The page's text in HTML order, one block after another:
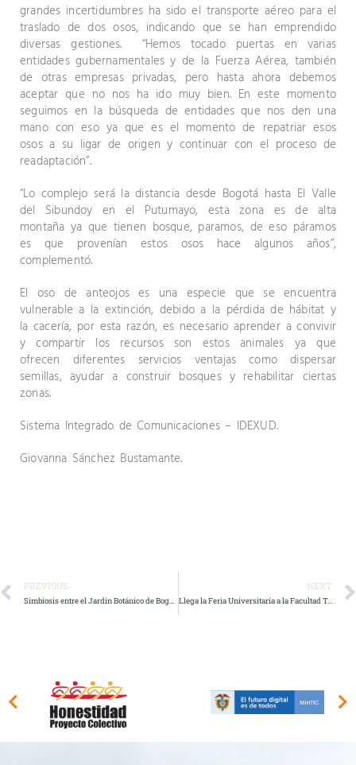
grandes incertidumbres ha sido el transporte aéreo para el
traslado de dos osos, indicando que se han emprendido
diversas gestiones. “Hemos tocado puertas en varias
entidades gubernamentales y de la Fuerza Aérea, también
de otras empresas privadas, pero hasta ahora debemos
aceptar que no nos ha ido muy bien. En este momento
seguimos en la búsqueda de entidades que nos den una
mano con eso ya que es el momento de repatriar esos
osos a su ligar de origen y continuar con el proceso de
readaptación”.
“Lo complejo será la distancia desde Bogotá hasta El Valle
del Sibundoy en el Putumayo, esta zona es de alta
montaña ya que tienen bosque, paramos, de eso páramos
es que provenían estos osos hace algunos años”,
complementó.
El oso de anteojos es una especie que se encuentra
vulnerable a la extinción, debido a la pérdida de hábitat y
la cacería, por esta razón, es necesario aprender a convivir
y compartir los recursos son estos animales ya que
ofrecen diferentes servicios ventajas como dispersar
semillas, ayudar a construir bosques y rehabilitar ciertas
zonas.
Sistema Integrado de Comunicaciones – IDEXUD.
Giovanna Sánchez Bustamante.
PREVIOUS
Simbiosis entre el Jardín Botánico de Bogotá y la Universidad Distrital
NEXT
Llega la Feria Universitaria a la Facultad Tecnológica